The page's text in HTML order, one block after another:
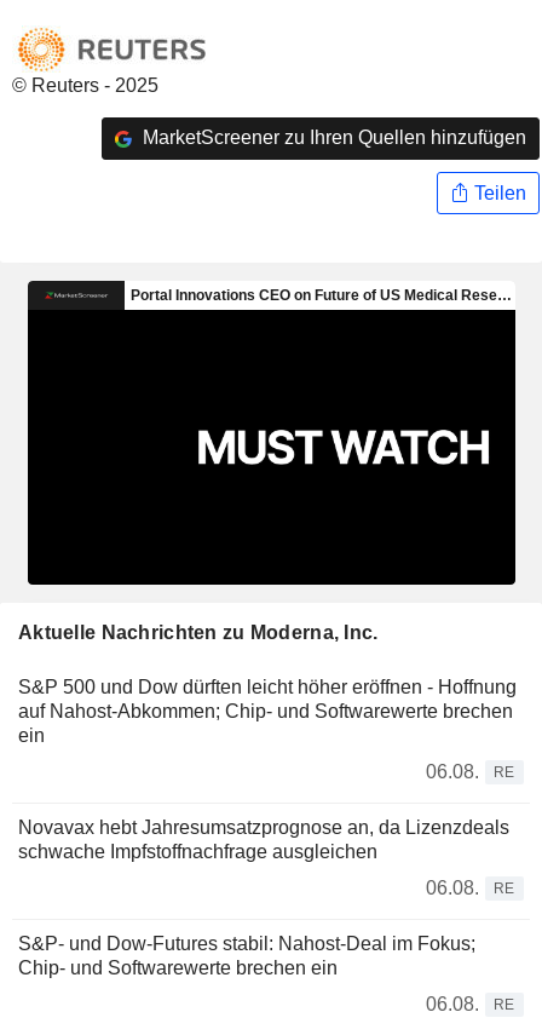
© Reuters - 2025
MarketScreener zu Ihren Quellen hinzufügen
Teilen
Aktuelle Nachrichten zu Moderna, Inc.
S&P 500 und Dow dürften leicht höher eröffnen - Hoffnung
auf Nahost-Abkommen; Chip- und Softwarewerte brechen
ein
06.08.
RE
Novavax hebt Jahresumsatzprognose an, da Lizenzdeals
schwache Impfstoffnachfrage ausgleichen
06.08.
RE
S&P- und Dow-Futures stabil: Nahost-Deal im Fokus;
Chip- und Softwarewerte brechen ein
06.08.
RE